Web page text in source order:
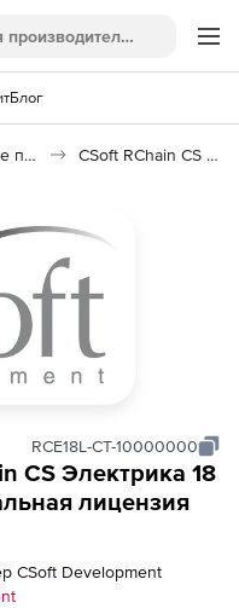
Блог
Строительное программное обеспечение CSoft RChain CS Электрика
RCE18L-CT-10000000
CS Электрика 18
лицензия
CSoft Development